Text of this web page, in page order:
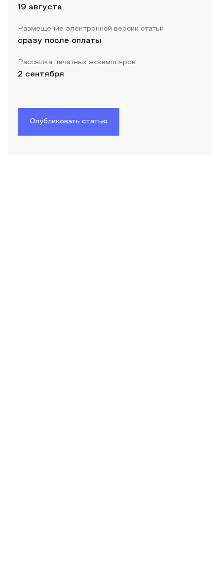
19 августа
Размещение электронной версии статьи
сразу после оплаты
Рассылка печатных экземпляров
2 сентября
Опубликовать статью